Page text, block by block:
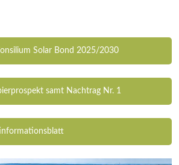
Solar Bond 2025/2030
samt Nachtrag Nr. 1